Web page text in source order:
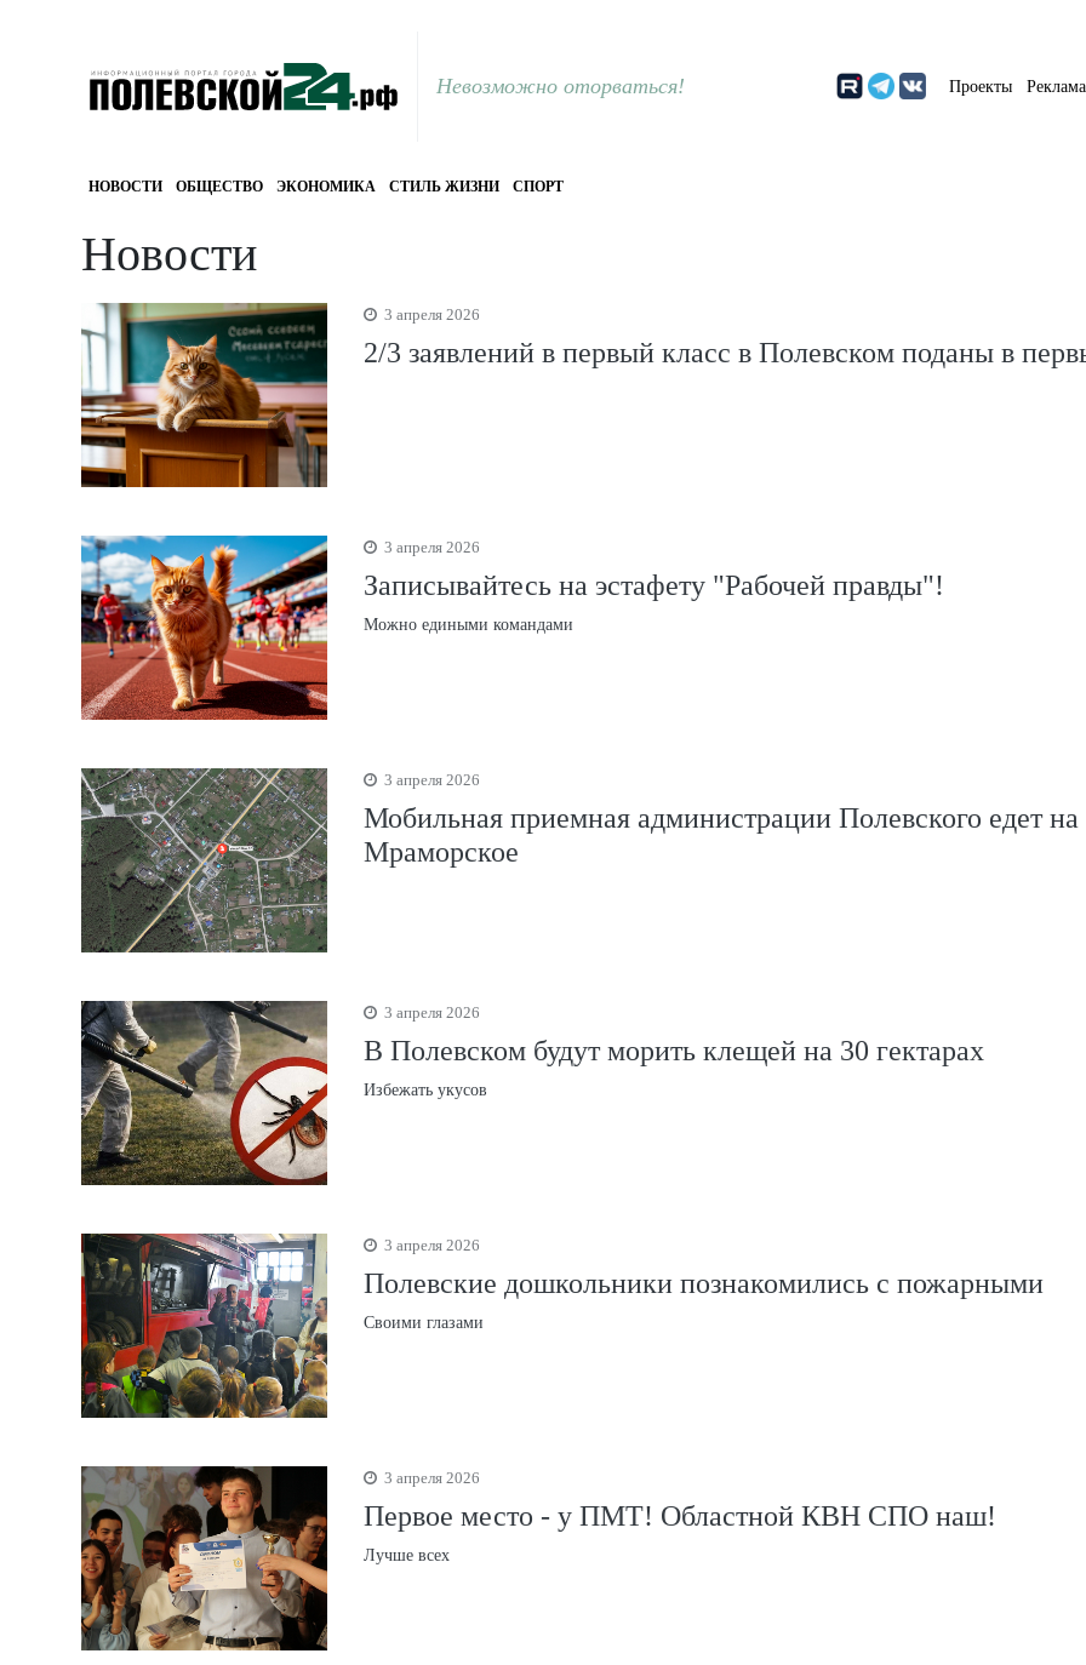
Невозможно оторваться! Проекты Реклама
НОВОСТИ ОБЩЕСТВО ЭКОНОМИКА СТИЛЬ ЖИЗНИ СПОРТ
Новости
3 апреля 2026
2/3 заявлений в первый класс в Полевском поданы в
3 апреля 2026
Записывайтесь на эстафету "Рабочей правды"!
Можно едиными командами
3 апреля 2026
Мобильная приемная администрации Полевского едет на
Мраморское
3 апреля 2026
В Полевском будут морить клещей на 30 гектарах
Избежать укусов
3 апреля 2026
Полевские дошкольники познакомились с пожарными
Своими глазами
3 апреля 2026
Первое место - у ПМТ! Областной КВН СПО наш!
Лучше всех